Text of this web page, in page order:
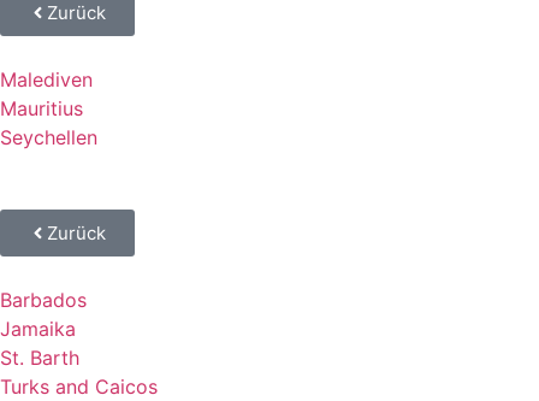
Zurück
Malediven
Mauritius
Seychellen
Zurück
Barbados
Jamaika
St. Barth
Turks and Caicos